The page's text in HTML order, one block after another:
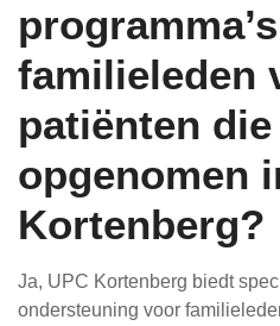
familieleden
patiënten
opgenomen
Kortenberg?
Ja, UPC Kortenberg biedt
ondersteuning voor